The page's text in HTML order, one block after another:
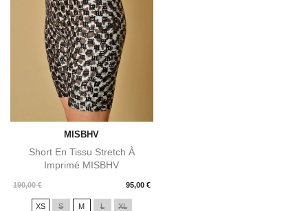
MISBHV
Short En Tissu Stretch À
Imprimé MISBHV
190,00 € 95,00 €
Prix
XS S M L XL